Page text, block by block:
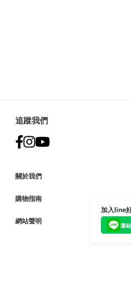
追蹤我們
關於我們
購物指南
網站聲明
加入line
連